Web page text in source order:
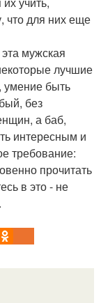
что для них еще
мужская
лучшие
умение быть
без
а баб,
интересным и
требование:
прочитать
в это - не
.